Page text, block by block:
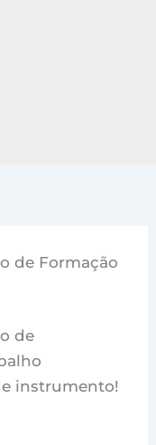
de Formação
de
instrumento!